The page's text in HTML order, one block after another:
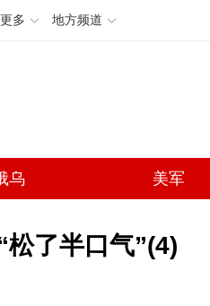
更多 地方频道
乌 美军
了半口气”(4)